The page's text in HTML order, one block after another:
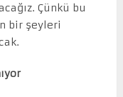
Çünkü bu
bir şeyleri